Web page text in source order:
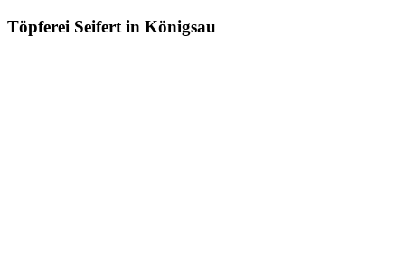
Töpferei Seifert in Königsau